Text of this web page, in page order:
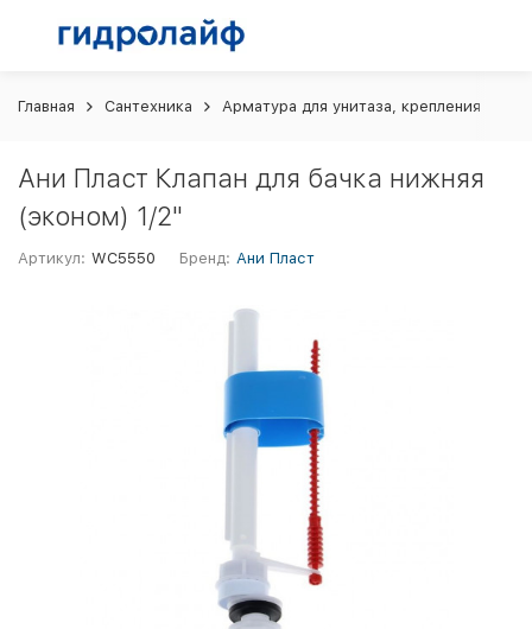
Главная Сантехника Арматура для унитаза, крепления
Ани Пласт Клапан для бачка нижняя
(эконом) 1/2"
Артикул: WC5550 Бренд: Ани Пласт